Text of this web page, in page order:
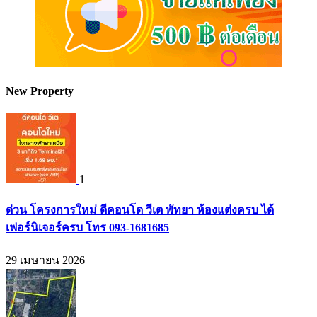
New Property
1
ด่วน โครงการใหม่ ดีคอนโด วีเต พัทยา ห้องแต่งครบ ได้
เฟอร์นิเจอร์ครบ โทร 093-1681685
29 เมษายน 2026